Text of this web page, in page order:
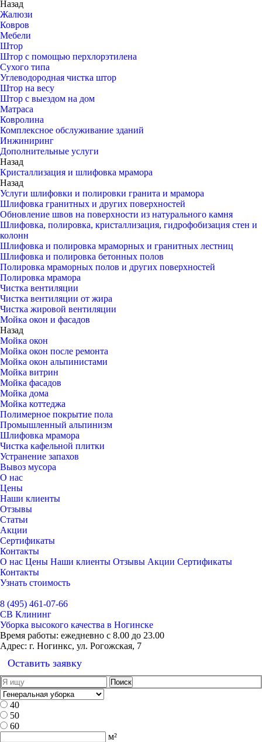
Назад
Жалюзи
Ковров
Мебели
Штор
Штор с помощью перхлорэтилена
Сухого типа
Углеводородная чистка штор
Штор на весу
Штор с выездом на дом
Матраса
Ковролина
Комплексное обслуживание зданий
Инжиниринг
Дополнительные услуги
Назад
Кристаллизация и шлифовка мрамора
Назад
Услуги шлифовки и полировки гранита и мрамора
Шлифовка гранитных и других поверхностей
Обновление швов на поверхности из натурального камня
Шлифовка, полировка, кристаллизация, гидрофобизация стен и
колонн
Шлифовка и полировка мраморных и гранитных лестниц
Шлифовка и полировка бетонных полов
Полировка мраморных полов и других поверхностей
Полировка мрамора
Чистка вентиляции
Чистка вентиляции от жира
Чистка жировой вентиляции
Мойка окон и фасадов
Назад
Мойка окон
Мойка окон после ремонта
Мойка окон альпинистами
Мойка витрин
Мойка фасадов
Мойка дома
Мойка коттеджа
Полимерное покрытие пола
Промышленный альпинизм
Шлифовка мрамора
Чистка кафельной плитки
Устранение запахов
Вывоз мусора
О нас
Цены
Наши клиенты
Отзывы
Статьи
Акции
Сертификаты
Контакты
О нас Цены Наши клиенты Отзывы Акции Сертификаты
Контакты
Узнать стоимость
8 (495) 461-07-66
СВ Клининг
Уборка высокого качества в Ногинске
Время работы: ежедневно с 8.00 до 23.00
Адрес: г. Ногинкс, ул. Рогожская, 7
Оставить заявку
40
50
60
м²